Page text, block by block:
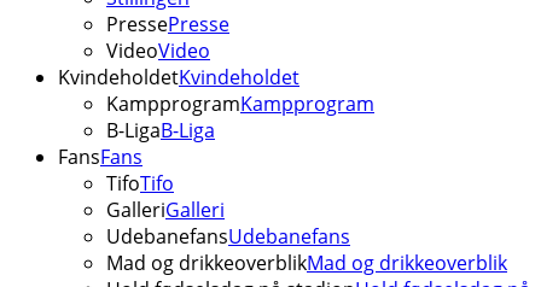
PressePresse
VideoVideo
KvindeholdetKvindeholdet
KampprogramKampprogram
B-LigaB-Liga
FansFans
TifoTifo
GalleriGalleri
UdebanefansUdebanefans
Mad og drikkeoverblikMad og drikkeoverblik